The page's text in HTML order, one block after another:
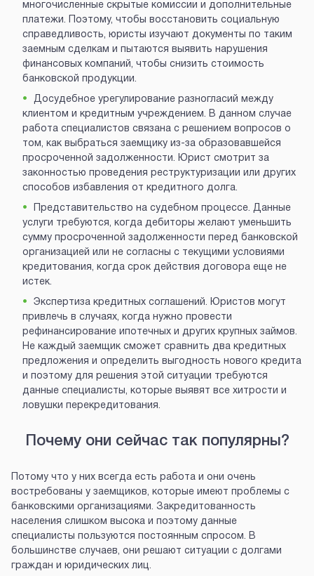
многочисленные скрытые комиссии и дополнительные
платежи. Поэтому, чтобы восстановить социальную
справедливость, юристы изучают документы по таким
заемным сделкам и пытаются выявить нарушения
финансовых компаний, чтобы снизить стоимость
банковской продукции.
Досудебное урегулирование разногласий между
клиентом и кредитным учреждением. В данном случае
работа специалистов связана с решением вопросов о
том, как выбраться заемщику из-за образовавшейся
просроченной задолженности. Юрист смотрит за
законностью проведения реструктуризации или других
способов избавления от кредитного долга.
Представительство на судебном процессе. Данные
услуги требуются, когда дебиторы желают уменьшить
сумму просроченной задолженности перед банковской
организацией или не согласны с текущими условиями
кредитования, когда срок действия договора еще не
истек.
Экспертиза кредитных соглашений. Юристов могут
привлечь в случаях, когда нужно провести
рефинансирование ипотечных и других крупных займов.
Не каждый заемщик сможет сравнить два кредитных
предложения и определить выгодность нового кредита
и поэтому для решения этой ситуации требуются
данные специалисты, которые выявят все хитрости и
ловушки перекредитования.
Почему они сейчас так популярны?
Потому что у них всегда есть работа и они очень
востребованы у заемщиков, которые имеют проблемы с
банковскими организациями. Закредитованность
населения слишком высока и поэтому данные
специалисты пользуются постоянным спросом. В
большинстве случаев, они решают ситуации с долгами
граждан и юридических лиц.